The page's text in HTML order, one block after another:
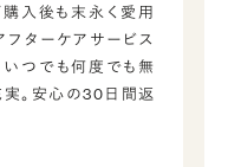
入後も末永く愛用
フターケアサービス
いつでも何度でも無
。安心の30日間返